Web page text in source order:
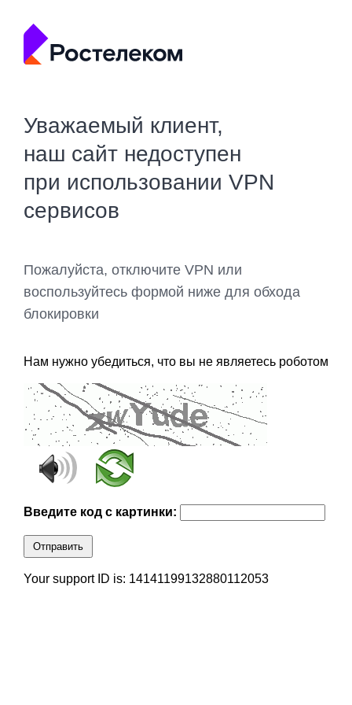
Уважаемый клиент,
наш сайт недоступен
при использовании VPN
сервисов
Пожалуйста, отключите VPN или
воспользуйтесь формой ниже для обхода
блокировки
Нам нужно убедиться, что вы не являетесь роботом
Введите код с картинки:
Отправить
Your support ID is: 14141199132880112053